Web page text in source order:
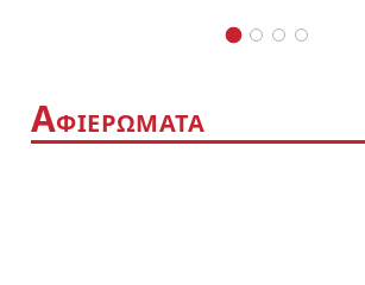
ΑΦΙΕΡΩΜΑΤΑ